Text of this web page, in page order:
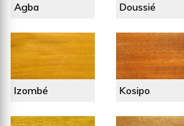
Agba Doussié
Izombé Kosipo